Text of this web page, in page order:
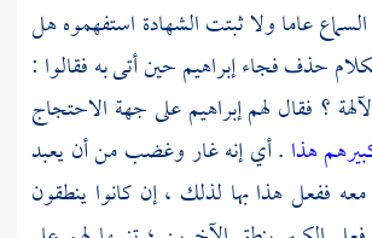
السماع عاما ولا ثبتت الشهادة استفهموه هل
حذف فجاءإبراهيمحين أتى به فقالوا :
؟ فقال لهمإبراهيمعلى جهة الاحتجاج
هذا . أي إنه غار وغضب من أن يعبد
ففعل هذا بها لذلك ، إن كانوا ينطقون